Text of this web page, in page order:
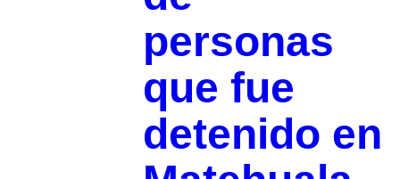
personas
que fue
detenido en